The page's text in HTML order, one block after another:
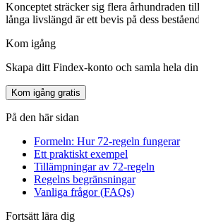
Konceptet sträcker sig flera århundraden
långa livslängd är ett bevis på dess
Kom igång
Skapa ditt Findex-konto och samla hela
Kom igång gratis
På den här sidan
Formeln: Hur 72-regeln fungerar
Ett praktiskt exempel
Tillämpningar av 72-regeln
Regelns begränsningar
Vanliga frågor (FAQs)
Fortsätt lära dig